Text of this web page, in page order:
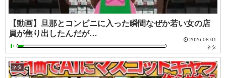
【動画】旦那とコンビニに入った瞬間なぜか若い女の店
員が焦り出したんだが…
2026.08.01
ネタ
ネタ